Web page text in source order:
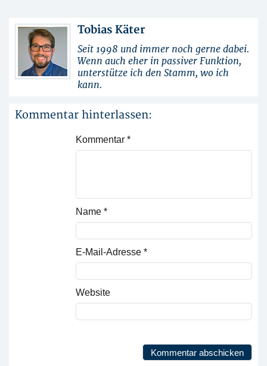
Tobias Käter
Seit 1998 und immer noch gerne dabei.
Wenn auch eher in passiver Funktion,
unterstütze ich den Stamm, wo ich
kann.
Kommentar hinterlassen:
Kommentar *
Name *
E-Mail-Adresse *
Website